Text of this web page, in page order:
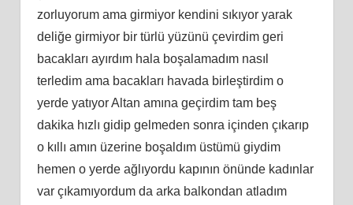
zorluyorum ama girmiyor kendini sıkıyor yarak
deliğe girmiyor bir türlü yüzünü çevirdim geri
bacakları ayırdım hala boşalamadım nasıl
terledim ama bacakları havada birleştirdim o
yerde yatıyor Altan amına geçirdim tam beş
dakika hızlı gidip gelmeden sonra içinden çıkarıp
o kıllı amın üzerine boşaldım üstümü giydim
hemen o yerde ağlıyordu kapının önünde kadınlar
var çıkamıyordum da arka balkondan atladım